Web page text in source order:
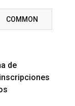
COMMON
de